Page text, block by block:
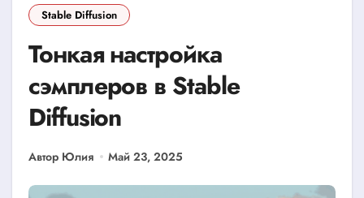
Stable Diffusion
Тонкая настройка
сэмплеров в Stable
Diffusion
Автор Юлия Май 23, 2025